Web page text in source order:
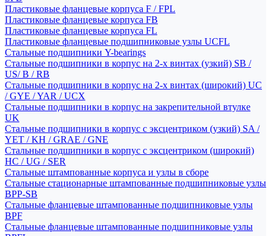
Пластиковые фланцевые корпуса F / FPL
Пластиковые фланцевые корпуса FB
Пластиковые фланцевые корпуса FL
Пластиковые фланцевые подшипниковые узлы UCFL
Стальные подшипники Y-bearings
Стальные подшипники в корпус на 2-х винтах (узкий) SB /
US/ B / RB
Стальные подшипники в корпус на 2-х винтах (широкий) UC
/ GYE / YAR / UCX
Стальные подшипники в корпус на закрепительной втулке
UK
Стальные подшипники в корпус с эксцентриком (узкий) SA /
YET / KH / GRAE / GNE
Стальные подшипники в корпус с эксцентриком (широкий)
HC / UG / SER
Стальные штампованные корпуса и узлы в сборе
Стальные стационарные штампованные подшипниковые узлы
BPP-SB
Стальные фланцевые штампованные подшипниковые узлы
BPF
Стальные фланцевые штампованные подшипниковые узлы